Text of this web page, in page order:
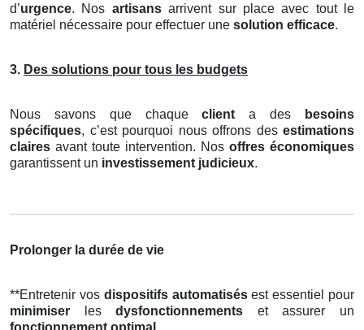
d’urgence. Nos artisansarrivent sur place avec tout le
matériel nécessaire pour effectuer une solution efficace.
3. Des solutions pour tous les budgets
Nous savons que chaqueclient a des
besoins
spécifiques, c’est pourquoi nous offrons des estimations
claires avant toute intervention. Nos offres économiques
garantissent un investissement judicieux.
Prolonger la durée de vie
**Entretenir vos dispositifs automatisésest essentiel pour
minimiser lesdysfonctionnements et assurer un
fonctionnement optimal